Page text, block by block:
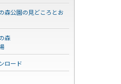
森公園の見どころとお
森
ロード